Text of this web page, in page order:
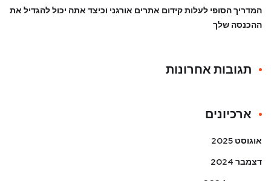
המדריך הסופי לעלות קידום אתרים אורגני וכיצד אתה יכול להגדיל את
ההכנסה שלך
תגובות אחרונות
ארכיונים
אוגוסט 2025
דצמבר 2024